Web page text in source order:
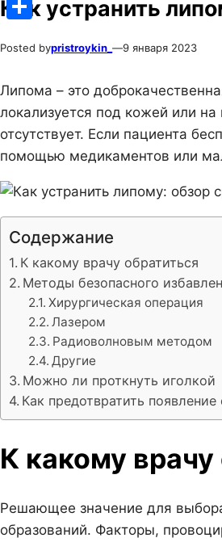
Как устранить
Posted bypristroykin_ —9 января 2023
Липома – это
локализуется под кожей или
отсутствует. Если пациента
помощью медикаментов или
Содержание
К какому врачу обратиться
Методы безопасного
Хирургическая операция
Лазером
Радиоволновым методом
Другие
Можно ли проткнуть иголкой
Как предотвратить
К какому врачу
Решающее значение для
образований. Факторы,